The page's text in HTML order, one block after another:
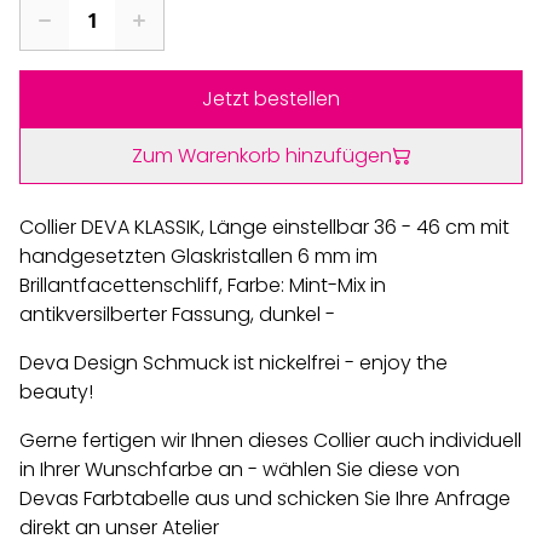
Jetzt bestellen
Zum Warenkorb hinzufügen
Collier DEVA KLASSIK, Länge einstellbar 36 - 46 cm mit
handgesetzten Glaskristallen 6 mm im
Brillantfacettenschliff, Farbe: Mint-Mix in
antikversilberter Fassung, dunkel -
Deva Design Schmuck ist nickelfrei - enjoy the
beauty!
Gerne fertigen wir Ihnen dieses Collier auch individuell
in Ihrer Wunschfarbe an - wählen Sie diese von
Devas Farbtabelle aus und schicken Sie Ihre Anfrage
direkt an unser Atelier